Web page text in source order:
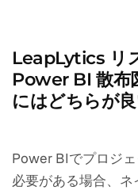
LeapLytics リ
Power BI 散布
にはどちらが
Power BIでプロジ
必要がある場合、